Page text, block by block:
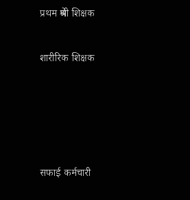
प्रथम श्रेणी शिक्षक
शारीरिक शिक्षक
सफाई कर्मचारी